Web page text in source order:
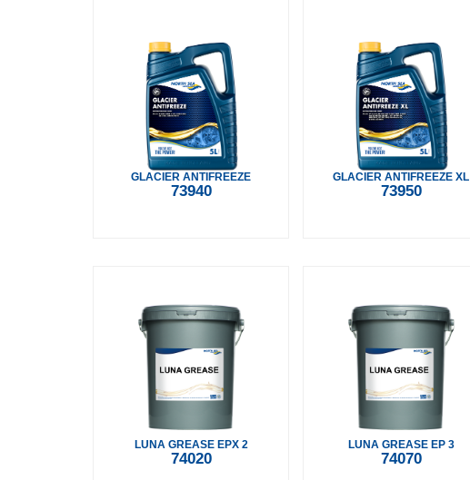
GLACIER ANTIFREEZE
73940
GLACIER ANTIFREEZE XL
73950
LUNA GREASE EPX 2
74020
LUNA GREASE EP 3
74070